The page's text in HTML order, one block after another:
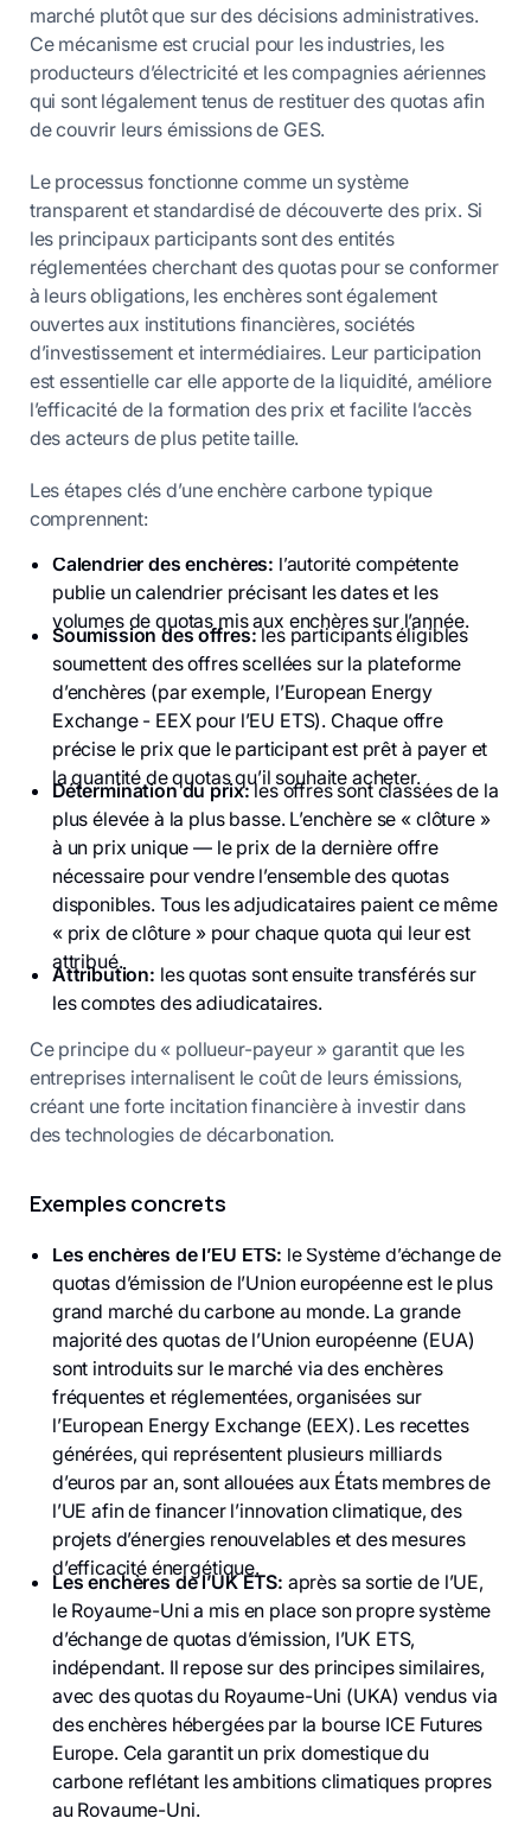
marché plutôt que sur des décisions administratives.
Ce mécanisme est crucial pour les industries, les
producteurs d’électricité et les compagnies aériennes
qui sont légalement tenus de restituer des quotas afin
de couvrir leurs émissions de GES.
Le processus fonctionne comme un système
transparent et standardisé de découverte des prix. Si
les principaux participants sont des entités
réglementées cherchant des quotas pour se conformer
à leurs obligations, les enchères sont également
ouvertes aux institutions financières, sociétés
d’investissement et intermédiaires. Leur participation
est essentielle car elle apporte de la liquidité, améliore
l’efficacité de la formation des prix et facilite l’accès
des acteurs de plus petite taille.
Les étapes clés d’une enchère carbone typique
comprennent:
Calendrier des enchères: l’autorité compétente
publie un calendrier précisant les dates et les
volumes de quotas mis aux enchères sur l’année.
Soumission des offres:les participants éligibles
soumettent des offres scellées sur la plateforme
d’enchères (par exemple, l’European Energy
Exchange - EEX pour l’EU ETS). Chaque offre
précise le prix que le participant est prêt à payer et
la quantité de quotas qu’il souhaite acheter.
Détermination du prix:les offres sont classées de la
plus élevée à la plus basse. L’enchère se « clôture »
à un prix unique — le prix de la dernière offre
nécessaire pour vendre l’ensemble des quotas
disponibles. Tous les adjudicataires paient ce même
« prix de clôture » pour chaque quota qui leur est
attribué.
Attribution: les quotas sont ensuite transférés sur
les comptes des adjudicataires.
Ce principe du « pollueur-payeur » garantit que les
entreprises internalisent le coût de leurs émissions,
créant une forte incitation financière à investir dans
des technologies de décarbonation.
Exemples concrets
Les enchères de l’EU ETS: le Système d’échange de
quotas d’émission de l’Union européenne est le plus
grand marché du carbone au monde. La grande
majorité des quotas de l’Union européenne (EUA)
sont introduits sur le marché via des enchères
fréquentes et réglementées, organisées sur
l’European Energy Exchange (EEX). Les recettes
générées, qui représentent plusieurs milliards
d’euros par an, sont allouées aux États membres de
l’UE afin de financer l’innovation climatique, des
projets d’énergies renouvelables et des mesures
d’efficacité énergétique.
Les enchères de l’UK ETS: après sa sortie de l’UE,
le Royaume-Uni a mis en place son propre système
d’échange de quotas d’émission, l’UK ETS,
indépendant. Il repose sur des principes similaires,
avec des quotas du Royaume-Uni (UKA) vendus via
des enchères hébergées par la bourse ICE Futures
Europe. Cela garantit un prix domestique du
carbone reflétant les ambitions climatiques propres
au Royaume-Uni.